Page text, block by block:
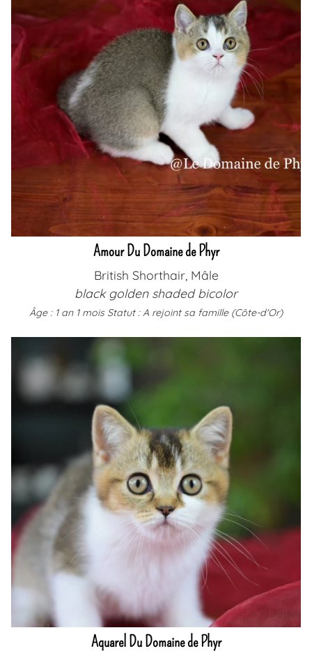
Amour Du Domaine de Phyr
British Shorthair, Mâle
black golden shaded bicolor
Âge : 1 an 1 mois Statut : A rejoint sa famille (Côte-d'Or)
Aquarel Du Domaine de Phyr